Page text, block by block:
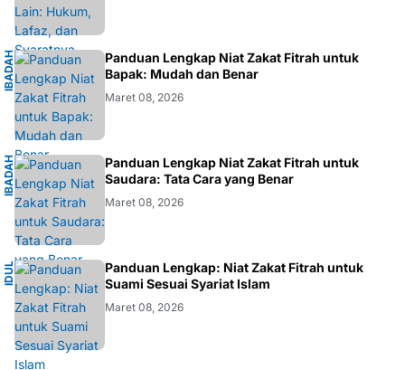
I
B
A
DA
H
I
S
L
AM
Panduan Lengkap Niat Zakat Fitrah untuk
Bapak: Mudah dan Benar
Maret 08, 2026
I
B
A
DA
H
I
S
L
AM
Panduan Lengkap Niat Zakat Fitrah untuk
Saudara: Tata Cara yang Benar
Maret 08, 2026
I
D
U
L
F
I
T
RI
Panduan Lengkap: Niat Zakat Fitrah untuk
Suami Sesuai Syariat Islam
Maret 08, 2026